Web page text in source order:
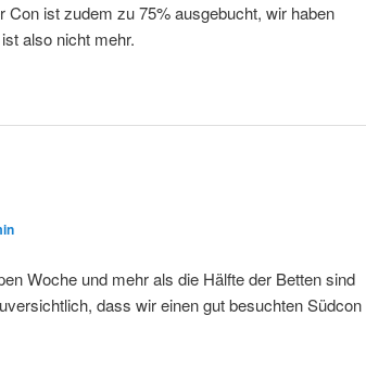
Con ist zudem zu 75% ausgebucht, wir haben
also nicht mehr.
Woche und mehr als die Hälfte der Betten sind
dass wir einen gut besuchten Südcon